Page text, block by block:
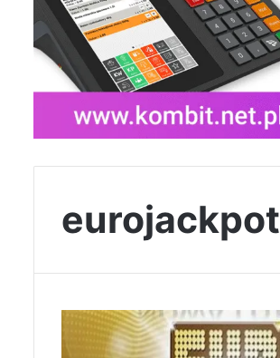
eurojackpot